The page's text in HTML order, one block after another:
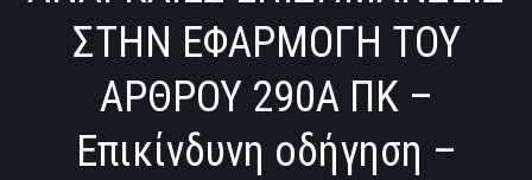
ΣΤΗΝ ΕΦΑΡΜΟΓΗ ΤΟΥ
ΑΡΘΡΟΥ 290Α ΠΚ –
Επικίνδυνη οδήγηση –